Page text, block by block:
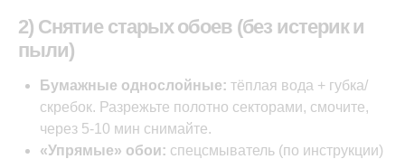
2) Снятие старых обоев (без истерик и
пыли)
Бумажные однослойные: тёплая вода + губка/
скребок. Разрежьте полотно секторами, смочите,
через 5-10 мин снимайте.
«Упрямые» обои: спецсмыватель (по инструкции)